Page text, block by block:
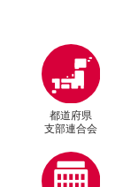
都道府県
支部連合会